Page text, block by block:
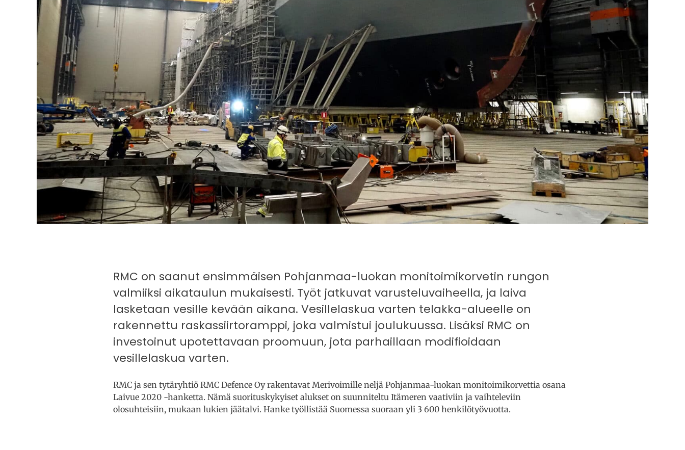
RMC on saanut ensimmäisen Pohjanmaa-luokan monitoimikorvetin rungon
valmiiksi aikataulun mukaisesti. Työt jatkuvat varusteluvaiheella, ja laiva
lasketaan vesille kevään aikana. Vesillelaskua varten telakka-alueelle on
rakennettu raskassiirtoramppi, joka valmistui joulukuussa. Lisäksi RMC on
investoinut upotettavaan proomuun, jota parhaillaan modifioidaan
vesillelaskua varten.
RMC ja sen tytäryhtiö RMC Defence Oy rakentavat Merivoimille neljä Pohjanmaa-luokan monitoimikorvettia osana
Laivue 2020 -hanketta. Nämä suorituskykyiset alukset on suunniteltu Itämeren vaativiin ja vaihteleviin
olosuhteisiin, mukaan lukien jäätalvi. Hanke työllistää Suomessa suoraan yli 3 600 henkilötyövuotta.